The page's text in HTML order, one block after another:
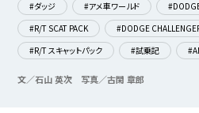
#ダッジ
#アメ車ワールド
#R/T SCAT PACK
#DODGE
#R/T スキャットパック
#試乗記
文／石山 英次 写真／古閑 章郎